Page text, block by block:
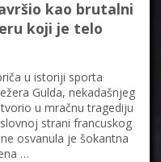
kao brutalni
koji je telo
u istoriji sporta
Gulda, nekadašnjeg
u mračnu tragediju
strani francuskog
osvanula je šokantna
…